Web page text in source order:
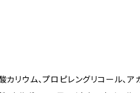
カリウム、プロピレングリコール、ア